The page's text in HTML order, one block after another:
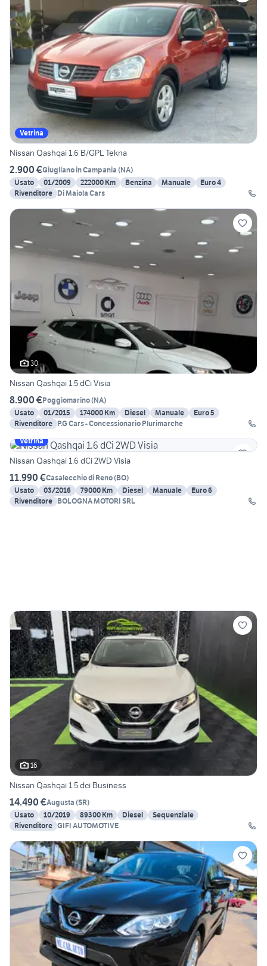
Vetrina
Nissan Qashqai 1.6 B/GPL Tekna
2.900 €Giugliano in Campania (NA)
Usato
01/2009 222000 Km Benzina Manuale
Euro 4
Rivenditore Di Maiola Cars
30
Nissan Qashqai 1.5 dCi Visia
8.900 €Poggiomarino(NA)
Usato
01/2015 174000 Km Diesel Manuale
Euro 5
Rivenditore P.G Cars - Concessionario Plurimarche
Vetrina
Nissan Qashqai 1.6 dCi 2WD Visia
11.990 €Casalecchio di Reno(BO)
Usato
03/2016 79000 Km Diesel Manuale
Euro 6
Rivenditore BOLOGNA MOTORI SRL
16
Nissan Qashqai 1.5 dci Business
14.490 €Augusta (SR)
Usato
10/2019 89300 Km Diesel
Sequenziale
Rivenditore GIFI AUTOMOTIVE